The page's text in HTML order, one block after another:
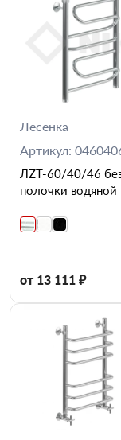
Лесенка
Артикул:
ЛZT-60/40/46
полочки водяной
от 13 111 ₽